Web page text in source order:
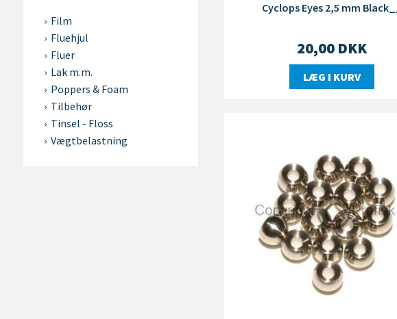
Film
Fluehjul
Fluer
Lak m.m.
Poppers & Foam
Tilbehør
Tinsel - Floss
Vægtbelastning
Cyclops Eyes 2,5 mm Black__
20,00 DKK
LÆG I KURV